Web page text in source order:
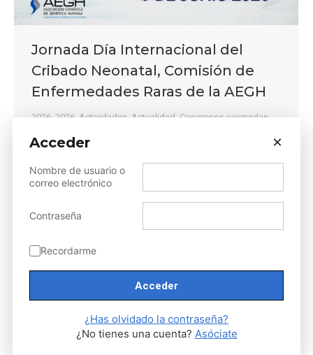
Jornada Día Internacional del
Cribado Neonatal, Comisión de
Enfermedades Raras de la AEGH
2026 2026 Actividades Actualidad Congresos y jornadas
Porgestor AEGH
Sorry, but you do not have permission to view this
Acceder ×
Nombre de usuario o
correo electrónico
Contraseña
Recordarme
¿Has olvidado la contraseña?
¿No tienes una cuenta? Asóciate